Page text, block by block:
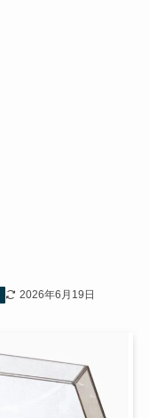
2026年6月19日